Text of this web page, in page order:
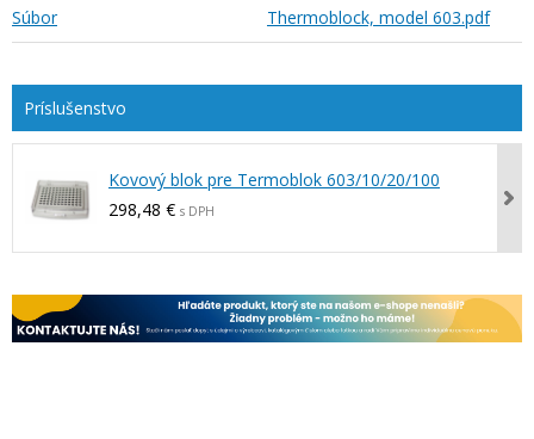
Súbor Thermoblock, model 603.pdf
Kovový blok pre Termoblok 603/10/20/100
298,48 € s DPH